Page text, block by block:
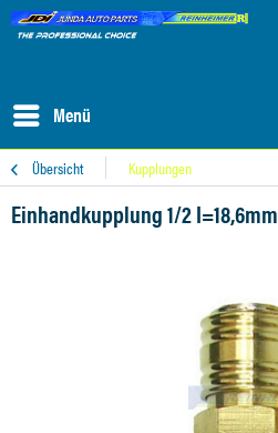
Menü
Übersicht Kupplungen
Einhandkupplung 1/2 I=18,6mm